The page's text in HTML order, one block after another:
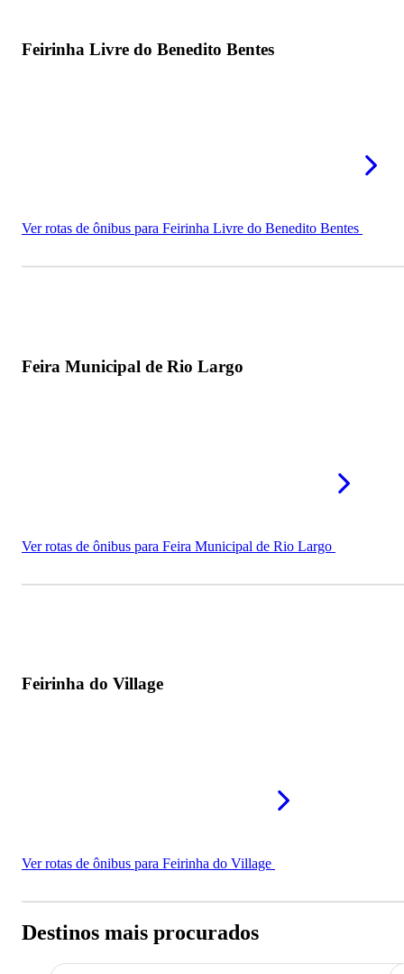
Feirinha Livre do Benedito Bentes
Ver rotas de ônibus para Feirinha Livre do Benedito Bentes
Feira Municipal de Rio Largo
Ver rotas de ônibus para Feira Municipal de Rio Largo
Feirinha do Village
Ver rotas de ônibus para Feirinha do Village
Destinos mais procurados